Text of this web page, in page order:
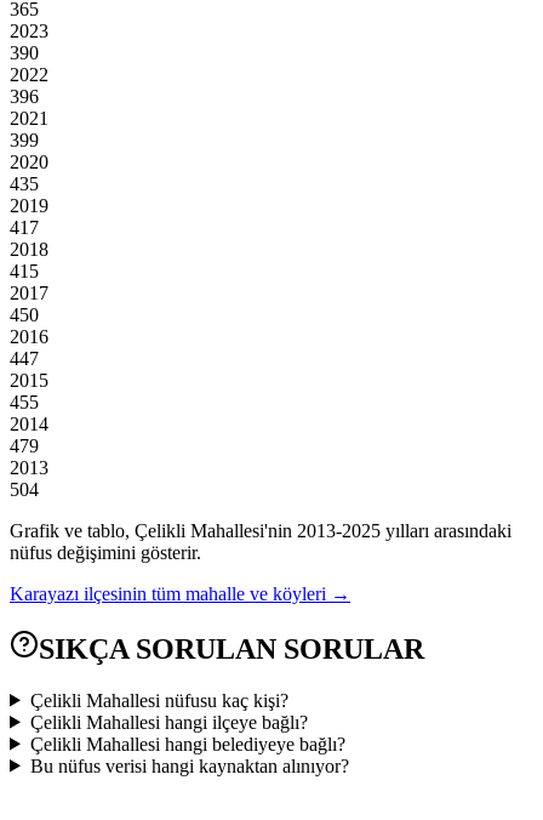
365
2023
390
2022
396
2021
399
2020
435
2019
417
2018
415
2017
450
2016
447
2015
455
2014
479
2013
504
Grafik ve tablo, Çelikli Mahallesi'nin 2013-2025 yılları arasındaki
nüfus değişimini gösterir.
Karayazı ilçesinin tüm mahalle ve köyleri →
SIKÇA SORULAN SORULAR
Çelikli Mahallesi nüfusu kaç kişi?
Çelikli Mahallesi hangi ilçeye bağlı?
Çelikli Mahallesi hangi belediyeye bağlı?
Bu nüfus verisi hangi kaynaktan alınıyor?